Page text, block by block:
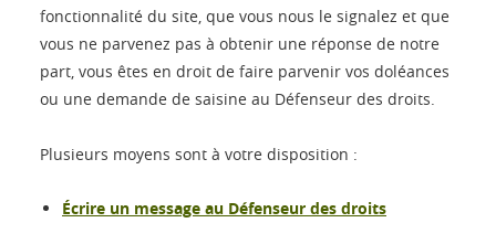
fonctionnalité du site, que vous nous le signalez et que
vous ne parvenez pas à obtenir une réponse de notre
part, vous êtes en droit de faire parvenir vos doléances
ou une demande de saisine au Défenseur des droits.
Plusieurs moyens sont à votre disposition :
Écrire un message au Défenseur des droits